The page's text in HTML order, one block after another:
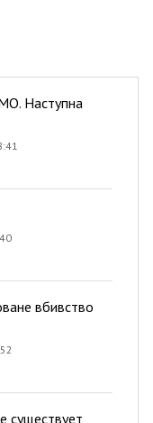
Наступна
вбивство
существует